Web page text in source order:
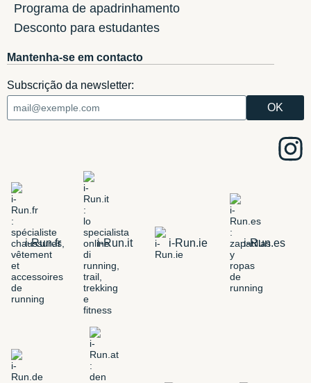
Programa de apadrinhamento
Desconto para estudantes
Mantenha-se em contacto
Subscrição da newsletter:
i-Run.fr i-Run.it i-Run.ie i-Run.es